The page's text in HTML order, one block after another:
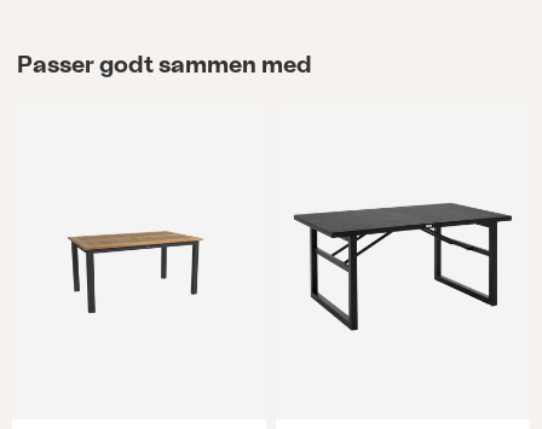
Passer godt sammen med